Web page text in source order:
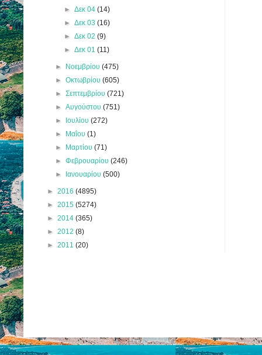
► Δεκ 04 (14)
► Δεκ 03 (16)
► Δεκ 02 (9)
► Δεκ 01 (11)
► Νοεμβρίου(475)
►Οκτωβρίου(605)
►Σεπτεμβρίου(721)
►Αυγούστου(751)
► Ιουλίου(272)
► Μαΐου(1)
► Μαρτίου(71)
►Φεβρουαρίου(246)
► Ιανουαρίου(500)
► 2016 (4895)
► 2015 (5274)
► 2014 (365)
► 2012 (8)
► 2011 (20)